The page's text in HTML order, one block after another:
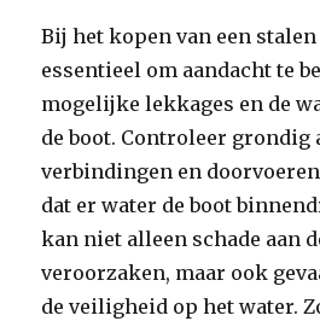
Bij het kopen van een
essentieel om aandacht te
mogelijke lekkages en de
de boot. Controleer grondig
verbindingen en
dat er water de boot
kan niet alleen schade aan
veroorzaken, maar ook
de veiligheid op het water.